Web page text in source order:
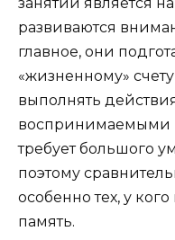
развиваются
главное, они
«жизненному»
выполнять
воспринимаемыми
требует большого
поэтому
особенно тех, у
память.